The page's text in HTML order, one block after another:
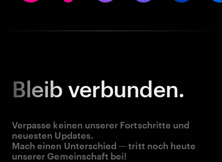
Bleib verbunden.
Verpasse keinen unserer Fortschritte und
neuesten Updates.
Mach einen Unterschied — tritt noch heute
unserer Gemeinschaft bei!